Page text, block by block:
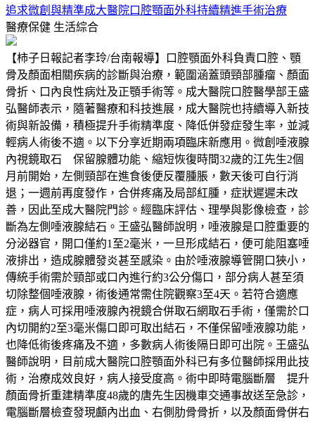
追求微創與精準成大醫院口腔顎面外科持續精進手術治療
醫療保健 生活綜合
【柿子日報記者李玲/台南報導】口腔顎面外科負責口腔、顎
骨及顏面相關疾病的診斷與治療，範圍涵蓋頭頸部腫瘤、顏面
骨折、口內良性病灶及正顎手術等。成大醫院口腔醫學部王盛
弘醫師表示，隨著醫療和科技進展，成大醫院也持續導入新技
術與新設備，積極提升手術精準度、降低併發症發生率，並減
輕病人術後不適。以下分享近期兩項臨床新應用。微創唾液腺
內視鏡取石 保留腺體功能、縮短恢復時間32歲的江先生2個
月前開始，左側頸部在進食後便反覆腫脹，數天後可自行消
退；一週前再度發作，合併疼痛及局部紅腫，症狀遲遲未改
善，因此至成大醫院門診。經臨床評估、理學與影像檢查，診
斷為左側唾液腺結石。王盛弘醫師說明，唾液腺是口腔重要的
分泌器官，開口僅約1至2毫米，一旦形成結石，便可能阻塞唾
液排出，造成腺體發炎甚至感染。由於唾液腺導管開口狹小，
傳統手術需於頸部或口內進行約3公分傷口，部分病人甚至須
切除整個唾液腺，術後通常需住院觀察3至4天。若符合適應
症，病人可採用唾液腺內視鏡合併取石網取石手術，僅需於口
內切開約2至3毫米傷口即可取出結石，不僅保留唾液腺功能，
也降低術後疼痛及不適，多數病人術後隔日即可出院。王盛弘
醫師說明，目前成大醫院口腔顎面外科已有多位醫師採用此技
術，治療成效良好，病人接受度高。術中即時電腦斷層 提升
顏面骨折重建精準度48歲的唐先生因機車交通事故送至急診，
電腦斷層檢查發現顱內出血、右側肋骨骨折，以及顏面骨併右